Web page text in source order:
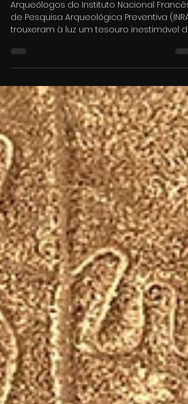
12 de nov. de 2025
2 min de leitura
Tesouro Histórico: Tábuas de
Madeira Romanas e Artefatos
Únicos Emergem de Poços
Antigos na França
Arqueólogos do Instituto Nacional Francês
de Pesquisa Arqueológica Preventiva
trouxeram à luz um tesouro inestimável da
antiguidade: 15 tábuas de madeira com
inscrições romanas, juntamente com uma
variedade de outros artefatos orgânicos
excepcionalmente bem preservados.
Antiga tábua de madeira romana
descoberta em poço na França / Crédito:
Divulgação/INRAP As descobertas foram
feitas em quatro poços antigos durante
escavações na comuna de Izernore , no
leste da França